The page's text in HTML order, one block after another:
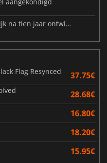
Vahrin's Call verschijnt eindelijk na tien jaar ontwikkeling
Flag Resynced
37.75€
28.68€
16.80€
18.20€
15.95€